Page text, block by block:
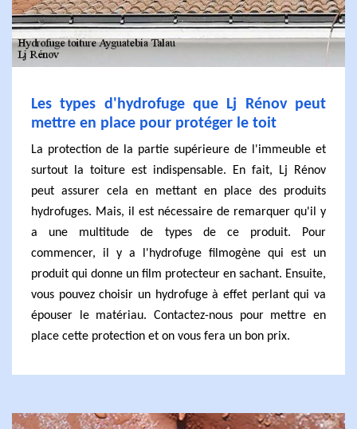
Les types d'hydrofuge que Lj Rénov peut
mettre en place pour protéger le toit
La protection de la partie supérieure de l'immeuble et
surtout la toiture est indispensable. En fait, Lj Rénov
peut assurer cela en mettant en place des produits
hydrofuges. Mais, il est nécessaire de remarquer qu'il y
a une multitude de types de ce produit. Pour
commencer, il y a l'hydrofuge filmogène qui est un
produit qui donne un film protecteur en sachant. Ensuite,
vous pouvez choisir un hydrofuge à effet perlant qui va
épouser le matériau. Contactez-nous pour mettre en
place cette protection et on vous fera un bon prix.